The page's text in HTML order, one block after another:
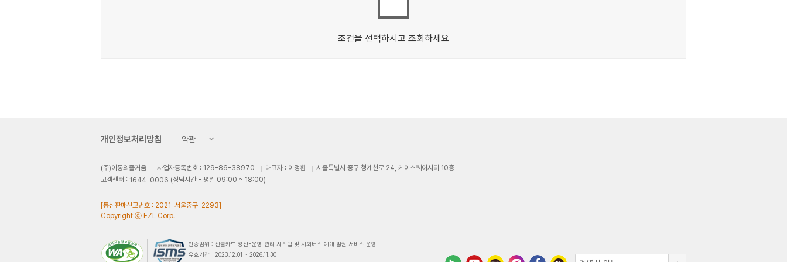
조건을 선택하시고 조회하세요
개인정보처리방침 약관
(주)이동의즐거움 사업자등록번호 : 129-86-38970 대표자 : 이정환
서울특별시 중구 청계천로 24, 케이스퀘어시티 10층
고객센터 : 1644-0006 (상담시간 - 평일 09:00 ~ 18:00)
[통신판매신고번호 : 2021-서울중구-2293]
Copyright ⓒ EZL Corp.
인증범위 : 선불카드 정산•운영 관리 시스템 및 시외버스 예매 발권 서비스 운영
유효기간 : 2023.12.01 ~ 2026.11.30